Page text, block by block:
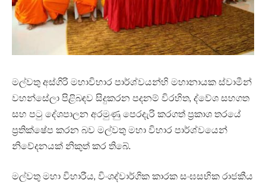
මල්වතු අස්ගිරි මහාවිහාර පාර්ශ්වයන්හි මහානායක ස්වාමීන්
වහන්සේලා පිළිබඳව සිදුකරන පදනම් විරහිත, ද්වේශ සහගත
සහ පටු දේශපාලන අරමුණු පෙරදැරි කරගත් ප්‍රකාශ තරයේ
ප්‍රතික්ෂේප කරන බව මල්වතු මහා විහාර පාර්ශ්වයෙන්
නිවේදනයක් නිකුත් කර තිබේ.
මල්වතු මහා විහාරීය, විංශද්වාර්ගික කාරක සංඝසභික රාජකීය